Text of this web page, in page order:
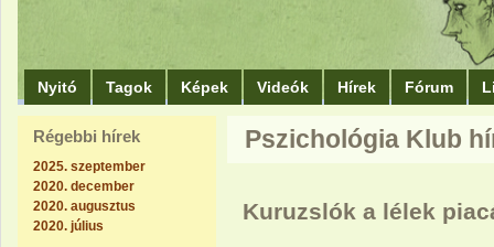
Nyitó Tagok Képek Videók Hírek Fórum
Régebbi hírek
2025. szeptember
2020. december
2020. augusztus
2020. július
Pszichológia Klub
Kuruzslók a lélek